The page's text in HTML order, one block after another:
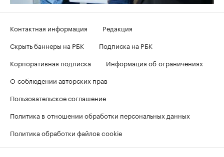
Контактная информация
Редакция
Скрыть баннеры на РБК
Подписка на РБК
Корпоративная подписка
Информация об ограничениях
О соблюдении авторских прав
Пользовательское соглашение
Политика в отношении обработки персональных данных
Политика обработки файлов cookie